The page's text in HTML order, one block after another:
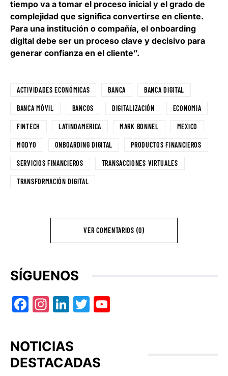
tiempo va a tomar el proceso inicial y el grado de
complejidad que significa convertirse en cliente.
Para una institución o compañía, el onboarding
digital debe ser un proceso clave y decisivo para
generar confianza en el cliente”.
ACTIVIDADES ECONÓMICAS BANCA BANCA DIGITAL
BANCA MÓVIL BANCOS DIGITALIZACIÓN ECONOMIA
FINTECH LATINOAMERICA MARK BONNEL MEXICO
MODYO ONBOARDING DIGITAL PRODUCTOS FINANCIEROS
SERVICIOS FINANCIEROS TRANSACCIONES VIRTUALES
TRANSFORMACIÓN DIGITAL
VER COMENTARIOS (0)
SÍGUENOS
Facebook
Instagram
LinkedIn
Twitter
NOTICIAS
DESTACADAS